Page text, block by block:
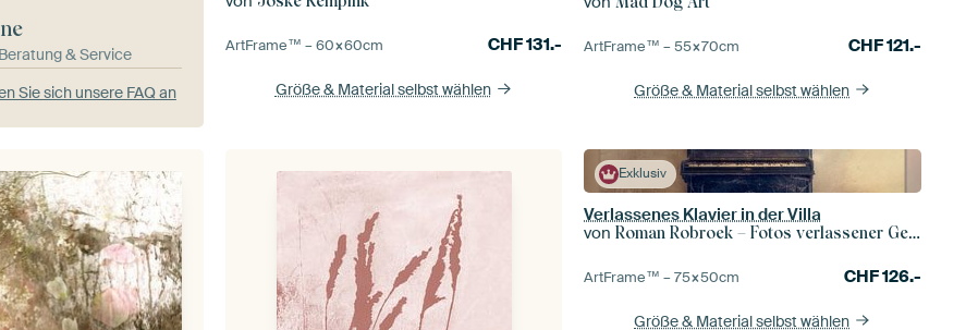
& Service
Sie sich unsere FAQ an
ArtFrame™ –60×60cm CHF131.-
Größe & Material selbst wählen
ArtFrame™ –55×70cm CHF121.-
Größe & Material selbst wählen
Exklusiv
Verlassenes Klavier in der Villa
vonRoman Robroek – Fotos verlassener Gebäude
ArtFrame™ –75×50cm CHF126.-
Größe & Material selbst wählen